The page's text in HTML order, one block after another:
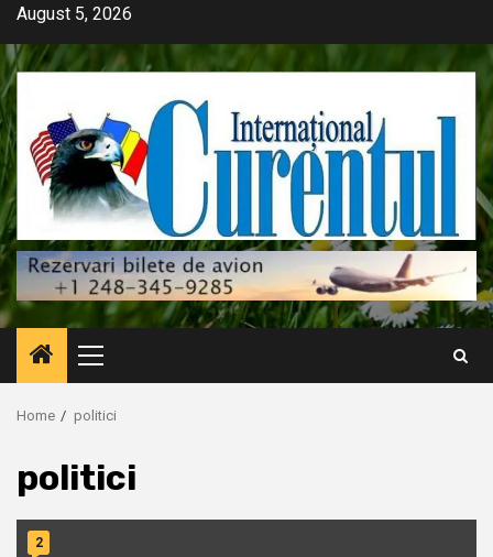
Skip
content
August 5, 2026
Primary
Menu
Home politici
politici
2